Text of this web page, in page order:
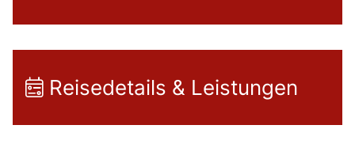
Reisedetails & Leistungen